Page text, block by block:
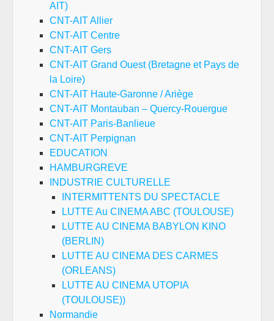
AIT)
CNT-AIT Allier
CNT-AIT Centre
CNT-AIT Gers
CNT-AIT Grand Ouest (Bretagne et Pays de
la Loire)
CNT-AIT Haute-Garonne / Ariège
CNT-AIT Montauban – Quercy-Rouergue
CNT-AIT Paris-Banlieue
CNT-AIT Perpignan
EDUCATION
HAMBURGREVE
INDUSTRIE CULTURELLE
INTERMITTENTS DU SPECTACLE
LUTTE Au CINEMA ABC (TOULOUSE)
LUTTE AU CINEMA BABYLON KINO
(BERLIN)
LUTTE AU CINEMA DES CARMES
(ORLEANS)
LUTTE AU CINEMA UTOPIA
(TOULOUSE))
Normandie